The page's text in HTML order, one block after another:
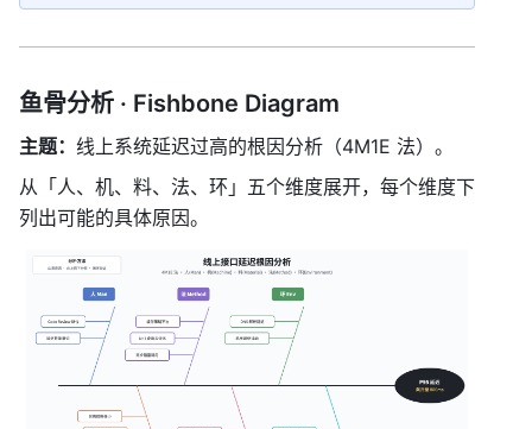
鱼骨分析 · Fishbone Diagram
主题： 线上系统延迟过高的根因分析（4M1E 法）。
从「人、机、料、法、环」五个维度展开，每个维度下
列出可能的具体原因。